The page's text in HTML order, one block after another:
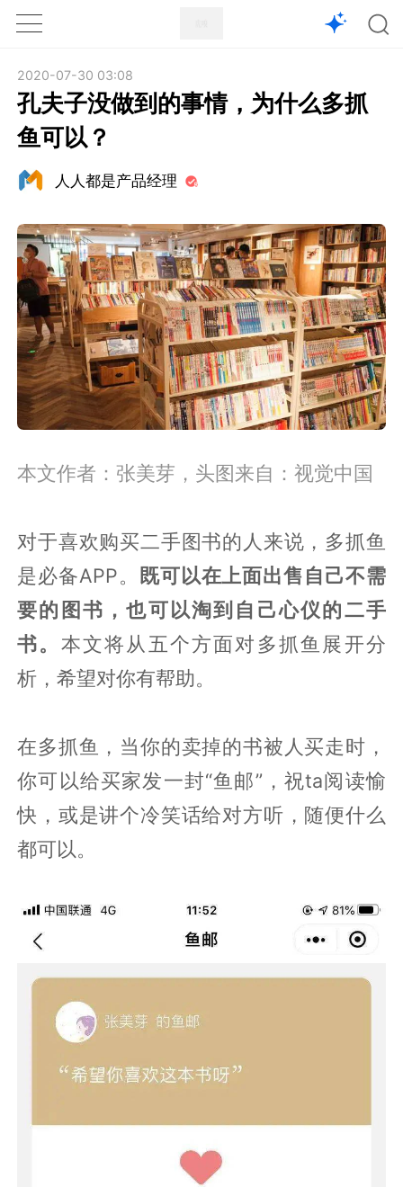
1X
2020-07-30 03:08
孔夫子没做到的事情，为什么多抓
鱼可以？
人人都是产品经理
本文作者：张美芽，头图来自：视觉中国
对于喜欢购买二手图书的人来说，多抓鱼
是必备APP。
既可以在上面出售自己不需
要的图书，也可以淘到自己心仪的二手
书。 本文将从五个方面对多抓鱼展开分
析，希望对你有帮助。
在多抓鱼，当你的卖掉的书被人买走时，
你可以给买家发一封“鱼邮”，祝ta阅读愉
快，或是讲个冷笑话给对方听，随便什么
都可以。